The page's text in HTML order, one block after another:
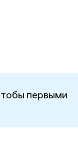
первыми